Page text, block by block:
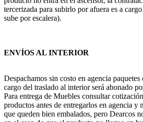
tercerizada para subirlo por afuera es a
sube por escalera).
ENVÍOS AL INTERIOR
Despachamos sin costo en agencia
cargo del traslado al interior será abonado
Para entrega de Muebles consultar
productos antes de entregarlos en agencia y
que queden bien embalados, pero Dearcos